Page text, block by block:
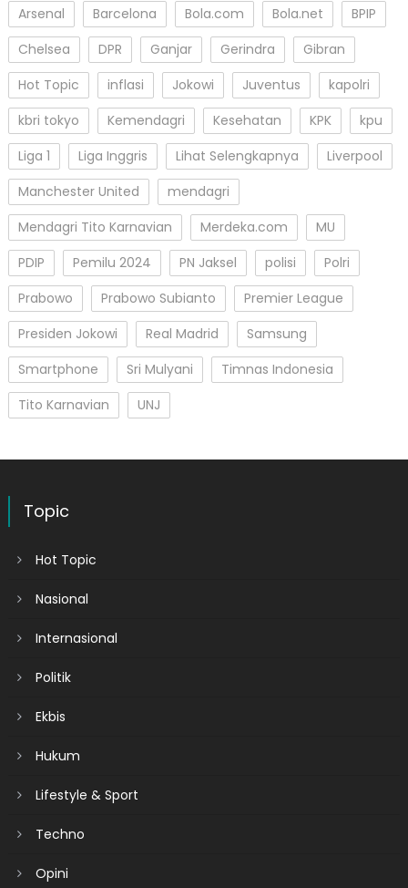
Arsenal Barcelona Bola.com Bola.net
BPIP
Chelsea
DPR Ganjar Gerindra
Gibran
Hot Topic
inflasi Jokowi Juventus
kapolri
kbri tokyo
Kemendagri Kesehatan KPK
kpu
Liga 1
Liga Inggris Lihat Selengkapnya
Liverpool
Manchester United
mendagri
Mendagri Tito Karnavian
Merdeka.com
MU
PDIP
Pemilu 2024 PN Jaksel polisi
Polri
Prabowo
Prabowo Subianto
Premier League
Presiden Jokowi
Real Madrid
Samsung
Smartphone
Sri Mulyani
Timnas Indonesia
Tito Karnavian
UNJ
Topic
Hot Topic
Nasional
Internasional
Politik
Ekbis
Hukum
Lifestyle & Sport
Techno
Opini